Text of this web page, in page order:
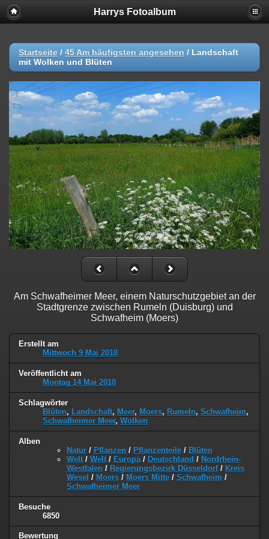
Harrys Fotoalbum
Startseite / 45 Am häufigsten angesehen / Landschaft
mit Wolken und Blüten
Am Schwafheimer Meer, einem Naturschutzgebiet an der
Stadtgrenze zwischen Rumeln (Duisburg) und
Schwafheim (Moers)
Erstellt am
Mittwoch 9 Mai 2018
Veröffentlicht am
Montag 14 Mai 2018
Schlagwörter
Blüten, Landschaft, Meer, Moers, Rumeln, Schwafheim,
Schwafheimer Meer, Wolken
Alben
Natur / Pflanzen / Pflanzenteile / Blüten
Welt / Welt / Europa / Deutschland / Nordrhein-
Westfalen / Regierungsbezirk Düsseldorf/ Kreis
Wesel / Moers / Moers Mitte / Schwafheim /
Schwafheimer Meer
Besuche
6850
Bewertung